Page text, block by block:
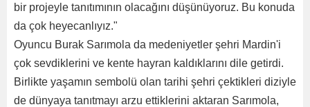
bir projeyle tanıtımının olacağını düşünüyoruz. Bu konuda
da çok heyecanlıyız."
Oyuncu Burak Sarımola da medeniyetler şehri Mardin'i
çok sevdiklerini ve kente hayran kaldıklarını dile getirdi.
Birlikte yaşamın sembolü olan tarihi şehri çektikleri diziyle
de dünyaya tanıtmayı arzu ettiklerini aktaran Sarımola,